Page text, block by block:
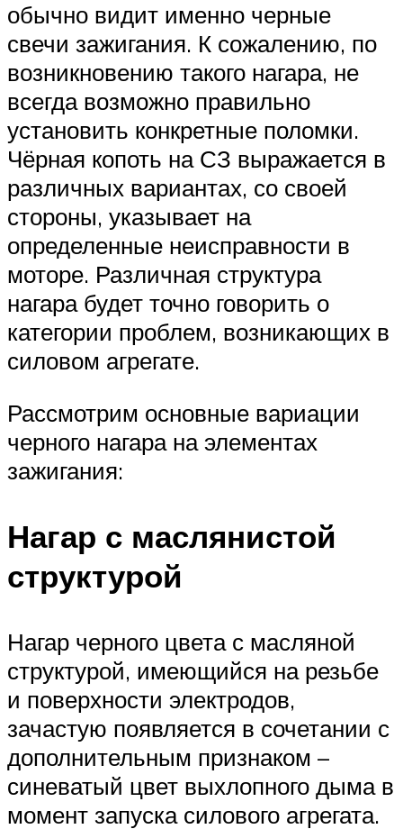
обычно видит именно черные
свечи зажигания. К сожалению, по
возникновению такого нагара, не
всегда возможно правильно
установить конкретные поломки.
Чёрная копоть на СЗ выражается в
различных вариантах, со своей
стороны, указывает на
определенные неисправности в
моторе. Различная структура
нагара будет точно говорить о
категории проблем, возникающих в
силовом агрегате.
Рассмотрим основные вариации
черного нагара на элементах
зажигания:
Нагар с маслянистой
структурой
Нагар черного цвета с масляной
структурой, имеющийся на резьбе
и поверхности электродов,
зачастую появляется в сочетании с
дополнительным признаком –
синеватый цвет выхлопного дыма в
момент запуска силового агрегата.